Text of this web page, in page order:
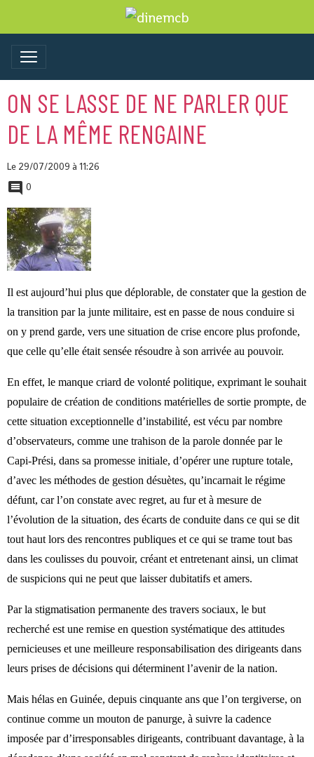
ON SE LASSE DE NE PARLER QUE
DE LA MÊME RENGAINE
Le 29/07/2009 à 11:26
0
Il est aujourd’hui plus que déplorable, de constater que la gestion de
la transition par la junte militaire, est en passe de nous conduire si
on y prend garde, vers une situation de crise encore plus profonde,
que celle qu’elle était sensée résoudre à son arrivée au pouvoir.
En effet, le manque criard de volonté politique, exprimant le souhait
populaire de création de conditions matérielles de sortie prompte, de
cette situation exceptionnelle d’instabilité, est vécu par nombre
d’observateurs, comme une trahison de la parole donnée par le
Capi-Prési, dans sa promesse initiale, d’opérer une rupture totale,
d’avec les méthodes de gestion désuètes, qu’incarnait le régime
défunt, car l’on constate avec regret, au fur et à mesure de
l’évolution de la situation, des écarts de conduite dans ce qui se dit
tout haut lors des rencontres publiques et ce qui se trame tout bas
dans les coulisses du pouvoir, créant et entretenant ainsi, un climat
de suspicions qui ne peut que laisser dubitatifs et amers.
Par la stigmatisation permanente des travers sociaux, le but
recherché est une remise en question systématique des attitudes
pernicieuses et une meilleure responsabilisation des dirigeants dans
leurs prises de décisions qui déterminent l’avenir de la nation.
Mais hélas en Guinée, depuis cinquante ans que l’on tergiverse, on
continue comme un mouton de panurge, à suivre la cadence
imposée par d’irresponsables dirigeants, contribuant davantage, à la